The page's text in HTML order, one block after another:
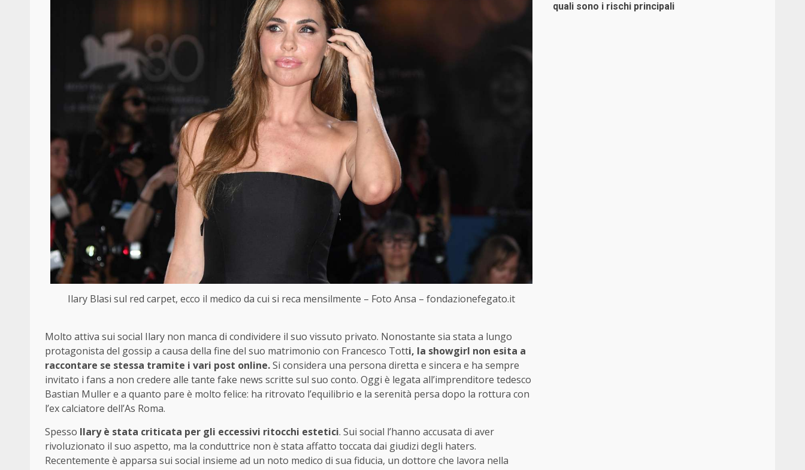
Ilary Blasi sul red carpet, ecco il medico da cui si reca mensilmente – Foto Ansa – fondazionefegato.it
Molto attiva sui social Ilary non manca di condividere il suo vissuto privato. Nonostante sia stata a lungo
protagonista del gossip a causa della fine del suo matrimonio con Francesco Totti, la showgirl non esita a
raccontare se stessa tramite i vari post online.Si considera una persona diretta e sincera e ha sempre
invitato i fans a non credere alle tante fake news scritte sul suo conto. Oggi è legata all’imprenditore tedesco
Bastian Muller e a quanto pare è molto felice: ha ritrovato l’equilibrio e la serenità persa dopo la rottura con
l’ex calciatore dell’As Roma.
Spesso Ilary è stata criticata per gli eccessivi ritocchi estetici. Sui social l’hanno accusata di aver
rivoluzionato il suo aspetto, ma la conduttrice non è stata affatto toccata dai giudizi degli haters.
Recentemente è apparsa sui social insieme ad un noto medico di sua fiducia, un dottore che lavora nella
quali sono i rischi principali